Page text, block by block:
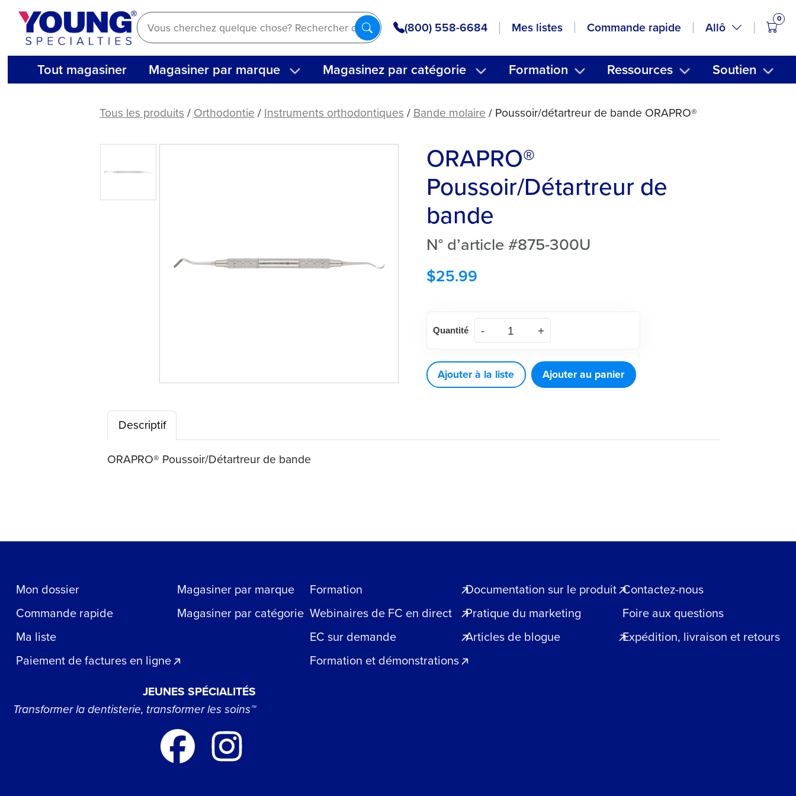
Aller
contenu
(800) 558-6684 Mes listes Commande rapide Allô
0
Tout magasiner Magasiner par marque Magasinez par catégorie Formation Ressources Soutien
Poussoir/Détartreur
Tous les produits/Orthodontie/Instruments orthodontiques/Bande molaire/ Poussoir/détartreur de bande ORAPRO®
ORAPRO®
Poussoir/Détartreur de
bande
N° d’article #875-300U
$25.99
de
de
bande
Quantité
Ajouter à la liste Ajouter au panier
Descriptif
ORAPRO® Poussoir/Détartreur de bande
Mon dossier
Commande rapide
Ma liste
Paiement de factures en ligne
Magasiner par marque
Magasiner par catégorie
Formation
Webinaires de FC en direct
EC sur demande
Formation et démonstrations
Documentation sur le produit
Pratique du marketing
Articles de blogue
Contactez-nous
Foire aux questions
Expédition, livraison et retours
JEUNES SPÉCIALITÉS
Transformer la dentisterie, transformer les soins™